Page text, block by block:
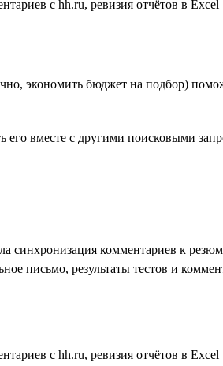
экономить бюджет на подбор)
вместе с другими поисковыми
синхронизация комментариев к
письмо, результаты тестов и